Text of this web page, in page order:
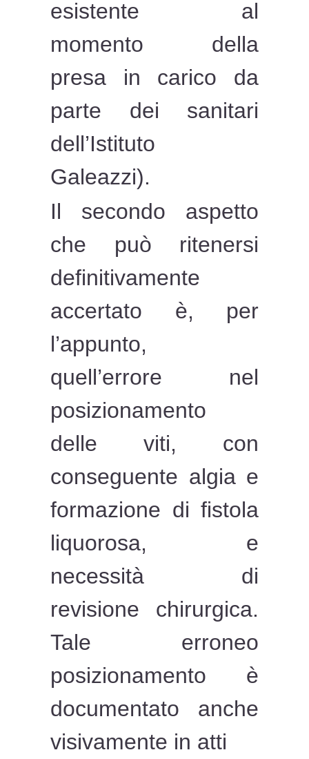
esistente al
momento della
presa in carico da
parte dei sanitari
dell’Istituto
Galeazzi).
Il secondo aspetto
che può ritenersi
definitivamente
accertato è, per
l’appunto,
quell’errore nel
posizionamento
delle viti, con
conseguente algia e
formazione di fistola
liquorosa, e
necessità di
revisione chirurgica.
Tale erroneo
posizionamento è
documentato anche
visivamente in atti